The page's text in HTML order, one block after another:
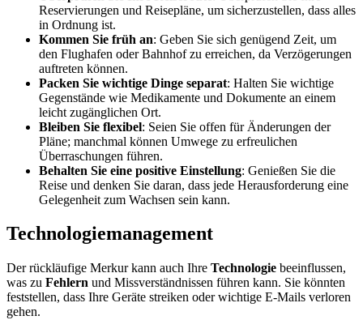
Reservierungen und Reisepläne, um sicherzustellen, dass alles
in Ordnung ist.
Kommen Sie früh an: Geben Sie sich genügend Zeit, um
den Flughafen oder Bahnhof zu erreichen, da Verzögerungen
auftreten können.
Packen Sie wichtige Dinge separat: Halten Sie wichtige
Gegenstände wie Medikamente und Dokumente an einem
leicht zugänglichen Ort.
Bleiben Sie flexibel: Seien Sie offen für Änderungen der
Pläne; manchmal können Umwege zu erfreulichen
Überraschungen führen.
Behalten Sie eine positive Einstellung: Genießen Sie die
Reise und denken Sie daran, dass jede Herausforderung eine
Gelegenheit zum Wachsen sein kann.
Technologiemanagement
Der rückläufige Merkur kann auch Ihre Technologie beeinflussen,
was zu Fehlern und Missverständnissen führen kann. Sie könnten
feststellen, dass Ihre Geräte streiken oder wichtige E-Mails verloren
gehen.